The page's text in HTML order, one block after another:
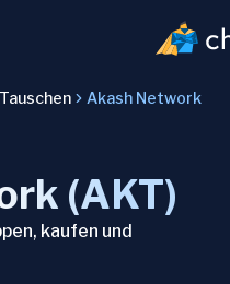
Akash Network
(AKT)
kaufen und